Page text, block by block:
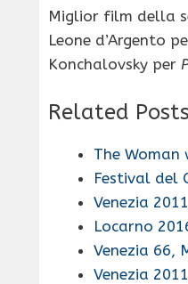
Miglior film della
Leone d’Argento
Konchalovsky per
Related
The
Festival del
Venezia
Locarno
Venezia 66,
Venezia